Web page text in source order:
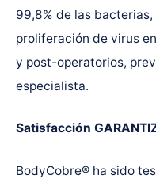
99,8% de las
proliferación de virus
y post-operatorios,
especialista.
Satisfacción
BodyCobre® ha sido